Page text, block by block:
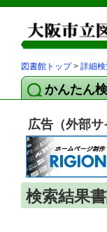
図書館トップ> 詳細
かんたん
広告（外部サ
検索結果